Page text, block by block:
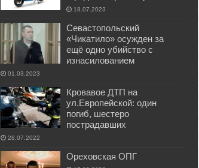
18.07.2023
Севастопольский
«Чикатило» осужден за
ещё одно убийство с
изнасилованием
01.03.2023
Кровавое ДТП на
ул.Европейской: один
погиб, шестеро
пострадавших
28.07.2022
Ореховская ОПГ